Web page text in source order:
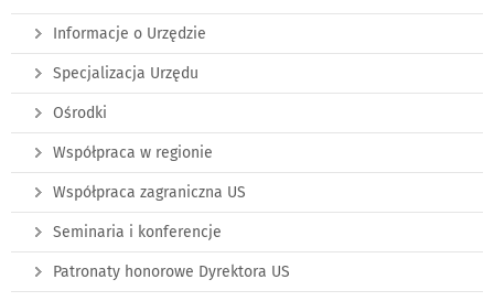
Informacje o Urzędzie
Specjalizacja Urzędu
Ośrodki
Współpraca w regionie
Współpraca zagraniczna US
Seminaria i konferencje
Patronaty honorowe Dyrektora US